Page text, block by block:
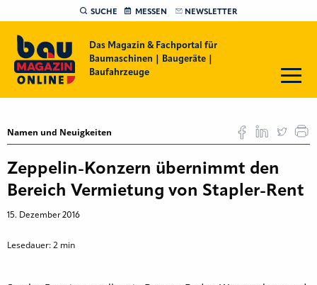
SUCHE MESSEN NEWSLETTER
Das Magazin & Fachportal für
Baumaschinen | Baugeräte |
Baufahrzeuge
Namen und Neuigkeiten
Zeppelin-Konzern übernimmt den
Bereich Vermietung von Stapler-Rent
15. Dezember 2016
Lesedauer:2 min